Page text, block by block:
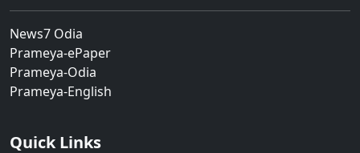
News7 Odia
Prameya-ePaper
Prameya-Odia
Prameya-English
Quick Links